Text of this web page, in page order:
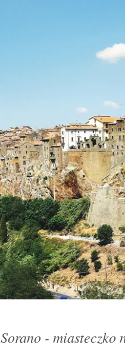
Sorano - miasteczko